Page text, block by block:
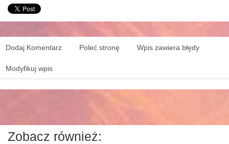
Dodaj Komentarz Poleć stronę Wpis zawiera błędy
Modyfikuj wpis
Zobacz również: